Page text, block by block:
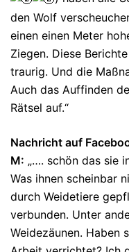
den Wolf
einen einen Meter
Ziegen. Diese
traurig. Und die
Auch das Auffinden
Rätsel auf.“
Nachricht auf
M: „…. schön das sie
Was ihnen scheinbar
durch Weidetiere
verbunden. Unter
Weidezäunen. Haben